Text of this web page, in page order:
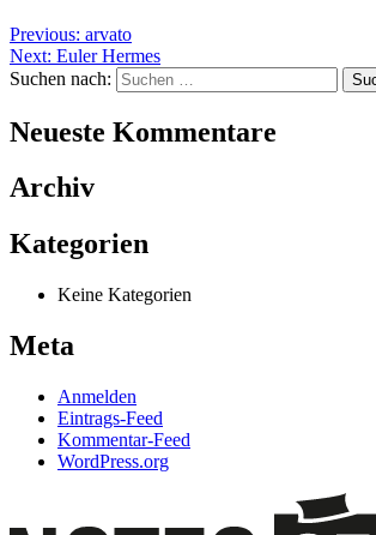
Previous: arvato
Next: Euler Hermes
Suchen nach:
Neueste Kommentare
Archiv
Kategorien
Keine Kategorien
Meta
Anmelden
Eintrags-Feed
Kommentar-Feed
WordPress.org